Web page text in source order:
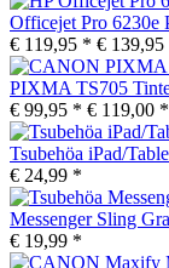
Officejet Pro 6230e
€ 119,95 * € 139,95
PIXMA TS705
€ 99,95 * € 119,00 *
Tsubehöa iPad/
€ 24,99 *
Messenger Sling
€ 19,99 *